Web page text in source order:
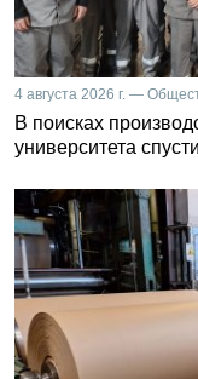
4 августа 2026 г. —
В поисках
университета